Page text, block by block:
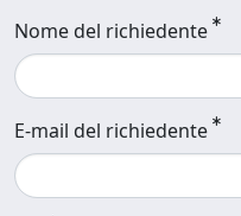
Nome del richiedente
E-mail del richiedente